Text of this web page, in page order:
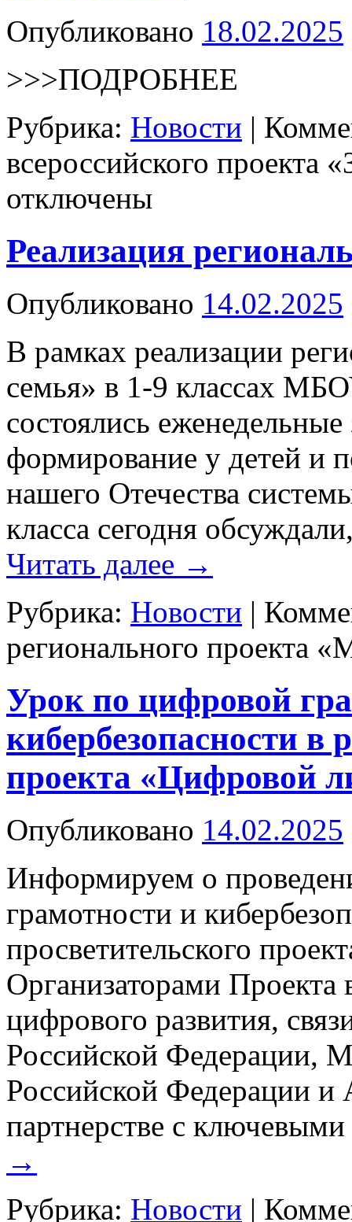
Опубликовано 18.02.2025
>>>ПОДРОБНЕЕ
Рубрика: Новости |
всероссийского проекта
отключены
Реализация
Опубликовано 14.02.2025
В рамках реализации
семья» в 1-9 классах
состоялись
формирование у детей и
нашего Отечества
класса сегодня
Читать далее →
Рубрика: Новости |
регионального проекта
Урок по цифровой
кибербезопасности в
проекта «Цифровой
Опубликовано 14.02.2025
Информируем о
грамотности и
просветительского
Организаторами
цифрового развития,
Российской Федерации,
Российской Федерации
партнерстве с
→
Рубрика: Новости |